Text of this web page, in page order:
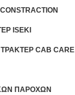
ISEKI
CAB CARE
ΠΑΡΟΧΩΝ